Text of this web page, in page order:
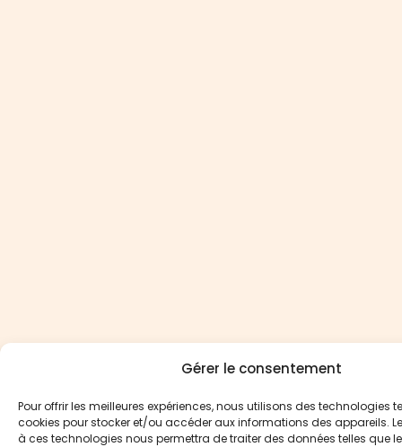
Gérer le consentement
Pour offrir les meilleures expériences, nous utilisons des technologies
cookies pour stocker et/ou accéder aux informations des appareils.
à ces technologies nous permettra de traiter des données telles que